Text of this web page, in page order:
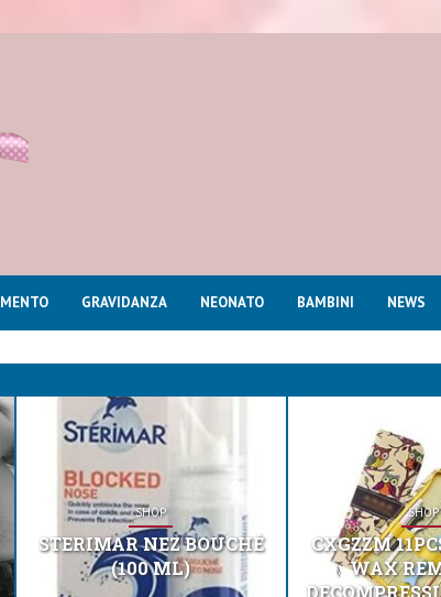
GRAVIDANZA NEONATO BAMBINI NEWS
SHOP
STERIMAR NEZ BOUCHÉ
(100 ML)
SHOP
CXGZZM
WAX